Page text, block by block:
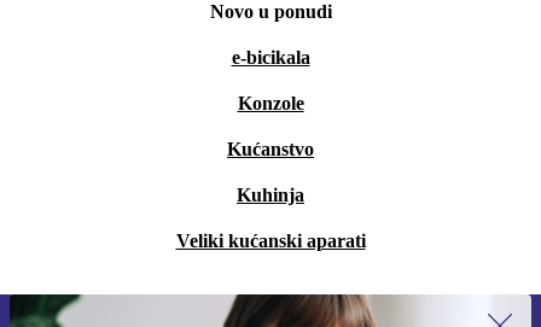
Novo u ponudi
e-bicikala
Konzole
Kućanstvo
Kuhinja
Veliki kućanski aparati